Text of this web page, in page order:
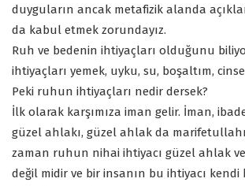
duyguların ancak metafizik alanda
da kabul etmek zorundayız.
Ruh ve bedenin ihtiyaçları olduğunu
ihtiyaçları yemek, uyku, su, boşaltım,
Peki ruhun ihtiyaçları nedir dersek?
İlk olarak karşımıza iman gelir. İman,
güzel ahlakı, güzel ahlak da
zaman ruhun nihai ihtiyacı güzel ahlak
değil midir ve bir insanın bu ihtiyacı kendi